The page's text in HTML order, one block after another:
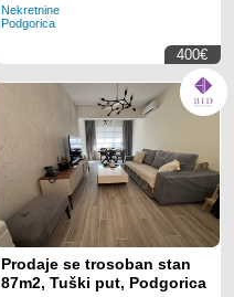
Nekretnine
Podgorica
400€
Prodaje se trosoban stan
87m2, Tuški put, Podgorica